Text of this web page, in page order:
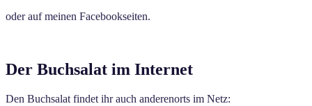
oder auf meinen Facebookseiten.
Der Buchsalat im Internet
Den Buchsalat findet ihr auch anderenorts im Netz: